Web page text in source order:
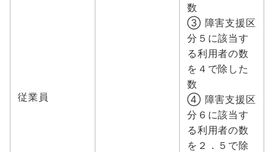
従業員
数
③ 障害支援区
分５に該当す
る利用者の数
を４で除した
数
④ 障害支援区
分６に該当す
る利用者の数
を２．５で除